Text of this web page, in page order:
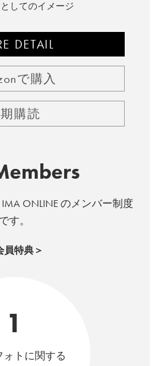
してのイメージ
DETAIL
で購入
購読
IMA ONLINE のメンバー制度
です。
員特典＞
1
ォトに関する